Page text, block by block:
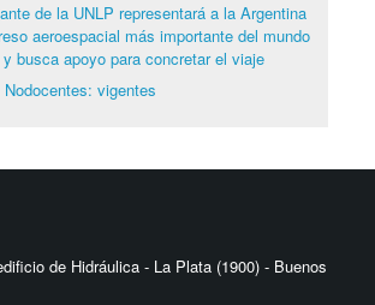
de la UNLP representará a la Argentina
aeroespacial más importante del mundo
busca apoyo para concretar el viaje
vigentes
de Hidráulica - La Plata (1900) - Buenos